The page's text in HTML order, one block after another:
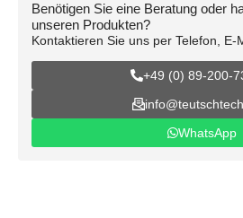
Benötigen Sie eine Beratung oder
unseren Produkten?
Kontaktieren Sie uns per Telefon, E-
+49 (0) 89-200-
WhatsApp